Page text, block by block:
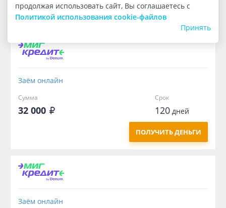
ПОЛУЧИТЬ ДЕНЬГИ
Заём онлайн
Сумма
32 000
Срок
120дней
ПОЛУЧИТЬ ДЕНЬГИ
Заём онлайн
продолжая использовать сайт, Вы соглашаетесь с
Политикой использования cookie-файлов
Принять